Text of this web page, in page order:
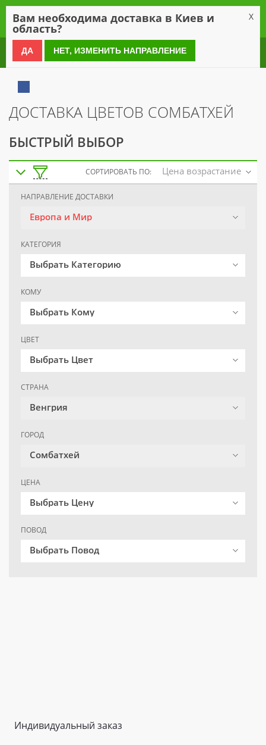
0 800 21 54 55
ДОСТАВКА ЦВЕТОВ СОМБАТХЕЙ
БЫСТРЫЙ ВЫБОР
СОРТИРОВАТЬ ПО: Цена возрастание
НАПРАВЛЕНИЕ ДОСТАВКИ
Европа и Мир
КАТЕГОРИЯ
Выбрать Категорию
КОМУ
Выбрать Кому
ЦВЕТ
Выбрать Цвет
СТРАНА
Венгрия
ГОРОД
Сомбатхей
ЦЕНА
Выбрать Цену
ПОВОД
Выбрать Повод
Индивидуальный заказ
Вам необходима доставка в Киев и
область?
X
ДА НЕТ, ИЗМЕНИТЬ НАПРАВЛЕНИЕ